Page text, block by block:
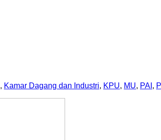
, Kamar Dagang dan Industri, KPU, MU, PAI ,